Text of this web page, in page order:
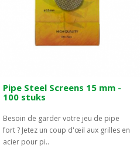
Pipe Steel Screens 15 mm -
100 stuks
Besoin de garder votre jeu de pipe
fort ? Jetez un coup d'œil aux grilles en
acier pour pi..